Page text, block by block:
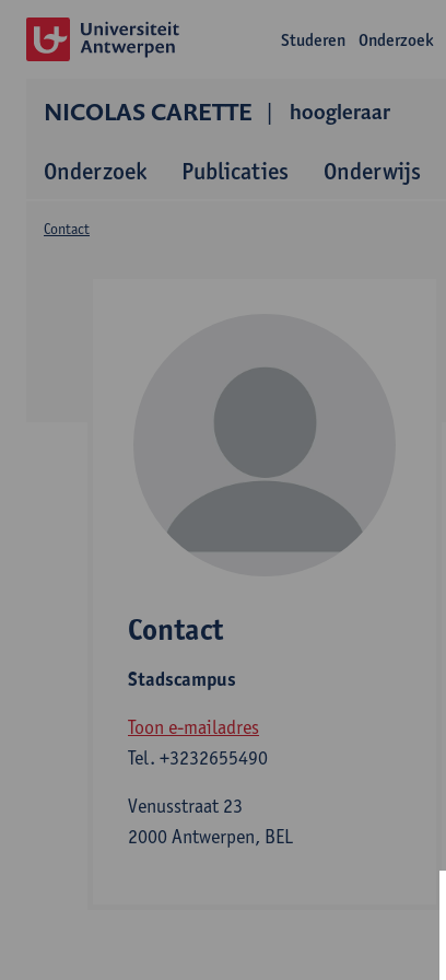
Studeren Onderzoek
NICOLAS CARETTE hoogleraar
Onderzoek Publicaties Onderwijs
Contact
Contact
Stadscampus
Toon e-mailadres
Tel. +3232655490
Venusstraat 23
2000 Antwerpen, BEL